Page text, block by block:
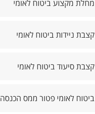
מחלת מקצוע ביטוח לאומי
קצבת ניידות ביטוח לאומי
קצבת סיעוד ביטוח לאומי
ביטוח לאומי פטור ממס הכנסה